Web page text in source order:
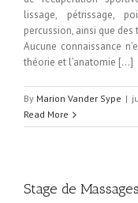
lissage, pétrissage,
percussion, ainsi que
Aucune connaissance
théorie et l’anatomie […]
By Marion Vander Sype |
Read More
Stage de